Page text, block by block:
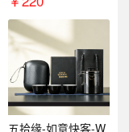
五拾缘-如意快客-W